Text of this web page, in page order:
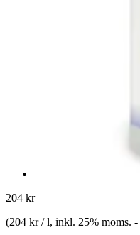
204 kr
(204 kr / l, inkl. 25% moms. -